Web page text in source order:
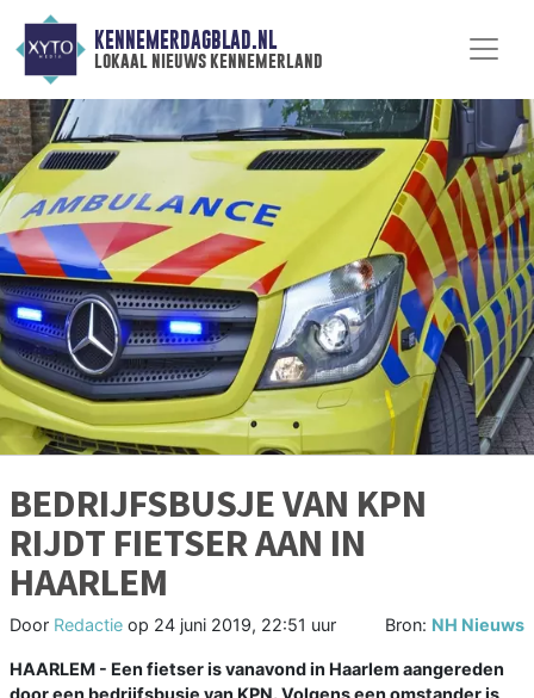
KENNEMERDAGBLAD.NL
lokaal nieuws kennemerland
BEDRIJFSBUSJE VAN KPN
RIJDT FIETSER AAN IN
HAARLEM
Door Redactie op 24 juni 2019, 22:51 uur Bron: NH Nieuws
HAARLEM - Een fietser is vanavond in Haarlem aangereden
door een bedrijfsbusje van KPN. Volgens een omstander is